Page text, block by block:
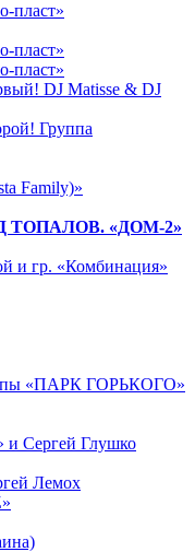
пласт»
пласт»
пласт»
DJ Matisse & DJ
Группа
Family)»
ТОПАЛОВ. «ДОМ-2»
и гр. «Комбинация»
«ПАРК ГОРЬКОГО»
и Сергей Глушко
Лемох